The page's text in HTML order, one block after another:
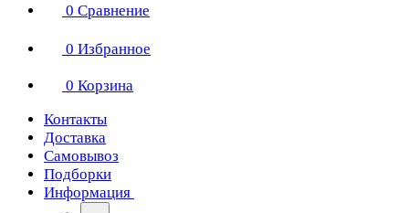
0 Сравнение
0 Избранное
0 Корзина
Контакты
Доставка
Самовывоз
Подборки
Информация